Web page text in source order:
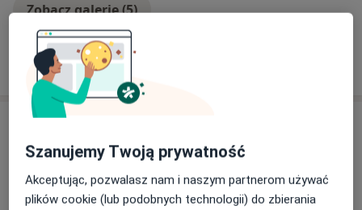
Zobacz galerię (5)
Usługi i ceny
Konsultacja stomatologiczna
Od 150 zł Szczegóły
Szanujemy Twoją prywatność
Akceptując, pozwalasz nam i naszym partnerom używać
plików cookie (lub podobnych technologii) do zbierania